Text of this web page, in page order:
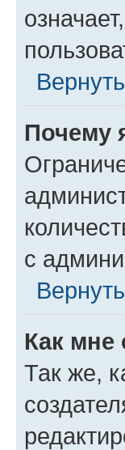
Почему
с
Как мне
Так же,